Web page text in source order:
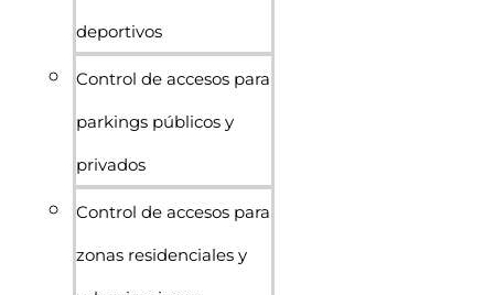
deportivos
Control de accesos para
parkings públicos y
privados
Control de accesos para
zonas residenciales y